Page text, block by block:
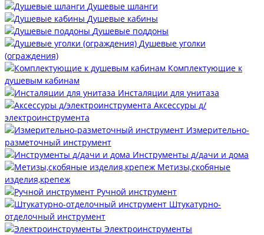
Душевые шланги
Душевые кабины
Душевые поддоны
Душевые уголки
(ограждения)
Комплектующие к
душевым кабинам
Инсталяции для унитаза
Аксессуры д/
электроинструмента
Измерительно-
разметочный инструмент
Инструменты д/дачи и дома
Метизы,скобяные
изделия,крепеж
Ручной инструмент
Штукатурно-
отделочный инструмент
Электроинструменты